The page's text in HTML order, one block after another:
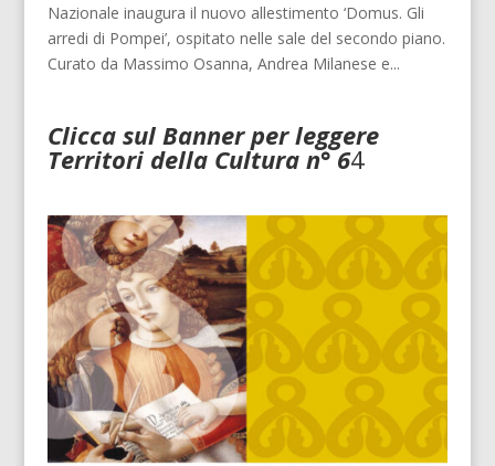
Nazionale inaugura il nuovo allestimento ‘Domus. Gli
arredi di Pompei’, ospitato nelle sale del secondo piano.
Curato da Massimo Osanna, Andrea Milanese e...
Clicca sul Banner per leggere
Territori della Cultura n° 64